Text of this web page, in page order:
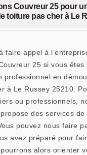
Couvreur 25 pour
toiture pas cher à Le
faire appel à
25 si vous êtes
professionnel en
à Le Russey 25210.
ou professionnels,
des services de
pouvez nous faire
avez préparé pour
alors orienter